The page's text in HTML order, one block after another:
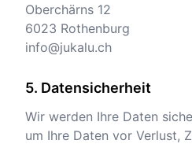
Oberchärns 12
6023 Rothenburg
info@jukalu.ch
Datensicherheit
Wir werden Ihre Daten
um Ihre Daten vor Verlust,